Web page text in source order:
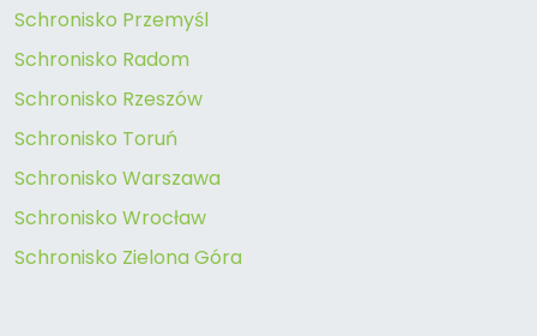
Schronisko Przemyśl
Schronisko Radom
Schronisko Rzeszów
Schronisko Toruń
Schronisko Warszawa
Schronisko Wrocław
Schronisko Zielona Góra